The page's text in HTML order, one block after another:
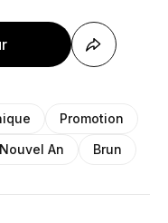
Promotion
Nouvel An Brun